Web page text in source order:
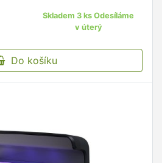
Skladem 3 ks Odesíláme
v úterý
Do košíku